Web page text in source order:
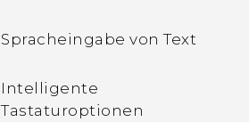
Wie kann ich erfahren, ob
eines anderen Landes
verwendet werden kann?
Spracheingabe von Text
Intelligente
Tastaturoptionen